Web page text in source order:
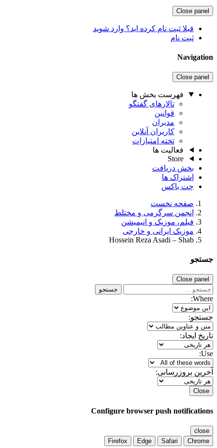
Close panel
قبلا ثبت نام کرده اید؟ وارد شوید
ثبت نام
Navigation
Close panel
فهرست بخش ها
تالارهای گفتگو
قوانین
مدیران
کاربران آنلاین
تخته امتیازات
فعالیت ها
Store
بخش دریافت
اشتراک ها
چت باکس
صفحه نخست
انجمن سرگرمی و مختلط
فیلم، موزیک و انیمیشن
موزیک ایرانی و خارجی
Hossein Reza Asadi – Shab
جستجو
Close panel
جستجو
Where:
جستجو:
تاریخ ایجاد:
Use:
آخرین بروزرسانی:
Close
Configure browser push notifications
close
Chrome
Safari
Edge
Firefox